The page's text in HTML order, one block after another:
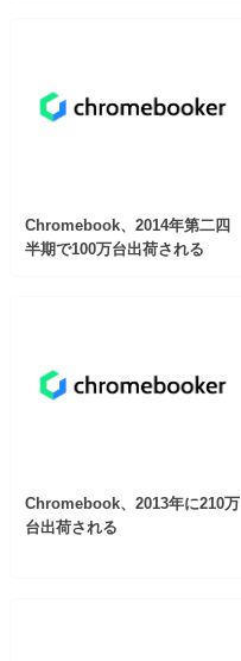
Chromebook、2014年第二四
半期で100万台出荷される
Chromebook、2013年に210万
台出荷される